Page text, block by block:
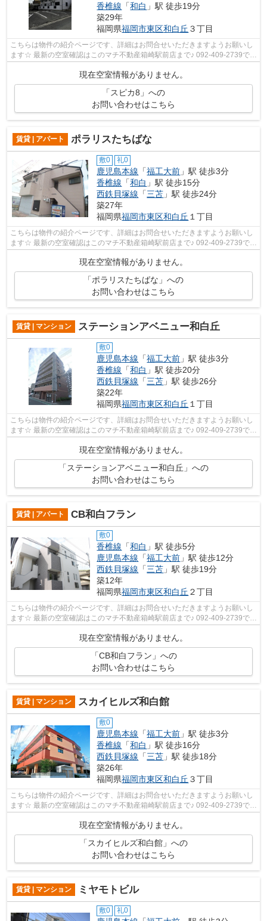
香椎線 「和白 」駅 徒歩19分
築29年
福岡県福岡市東区和白丘 ３丁目
こちらは物件の紹介ページです、詳細はお問合せいただきますようお願いし
ます☆ 最新の空室確認はこのマチ不動産箱崎駅前店まで♪ 092-409-2739で
現在空室情報がありません。
「スピカ8」への
お問い合わせはこちら
賃貸 | アパート ポラリスたちばな
敷0 礼0
鹿児島本線 「福工大前 」駅 徒歩3分
香椎線 「和白 」駅 徒歩15分
西鉄貝塚線 「三苫 」駅 徒歩24分
築27年
福岡県福岡市東区和白丘 １丁目
こちらは物件の紹介ページです、詳細はお問合せいただきますようお願いし
ます☆ 最新の空室確認はこのマチ不動産箱崎駅前店まで♪ 092-409-2739で
す！迅速に対応致します！！！！！♪
現在空室情報がありません。
「ポラリスたちばな」への
お問い合わせはこちら
賃貸 | マンション ステーションアベニュー和白丘
敷0
鹿児島本線 「福工大前 」駅 徒歩3分
香椎線 「和白 」駅 徒歩20分
西鉄貝塚線 「三苫 」駅 徒歩26分
築22年
福岡県福岡市東区和白丘 １丁目
こちらは物件の紹介ページです、詳細はお問合せいただきますようお願いし
ます☆ 最新の空室確認はこのマチ不動産箱崎駅前店まで♪ 092-409-2739で
現在空室情報がありません。
「ステーションアベニュー和白丘」への
お問い合わせはこちら
賃貸 | アパート CB和白フラン
敷0
香椎線 「和白 」駅 徒歩5分
鹿児島本線 「福工大前 」駅 徒歩12分
西鉄貝塚線 「三苫 」駅 徒歩19分
築12年
福岡県福岡市東区和白丘 ２丁目
こちらは物件の紹介ページです、詳細はお問合せいただきますようお願いし
ます☆ 最新の空室確認はこのマチ不動産箱崎駅前店まで♪ 092-409-2739で
す！迅速に対応致します！！！！！♪
現在空室情報がありません。
「CB和白フラン」への
お問い合わせはこちら
賃貸 | マンション スカイヒルズ和白館
敷0
鹿児島本線 「福工大前 」駅 徒歩3分
香椎線 「和白 」駅 徒歩16分
西鉄貝塚線 「三苫 」駅 徒歩18分
築26年
福岡県福岡市東区和白丘 ３丁目
こちらは物件の紹介ページです、詳細はお問合せいただきますようお願いし
ます☆ 最新の空室確認はこのマチ不動産箱崎駅前店まで♪ 092-409-2739で
現在空室情報がありません。
「スカイヒルズ和白館」への
お問い合わせはこちら
賃貸 | マンション ミヤモトビル
敷0 礼0